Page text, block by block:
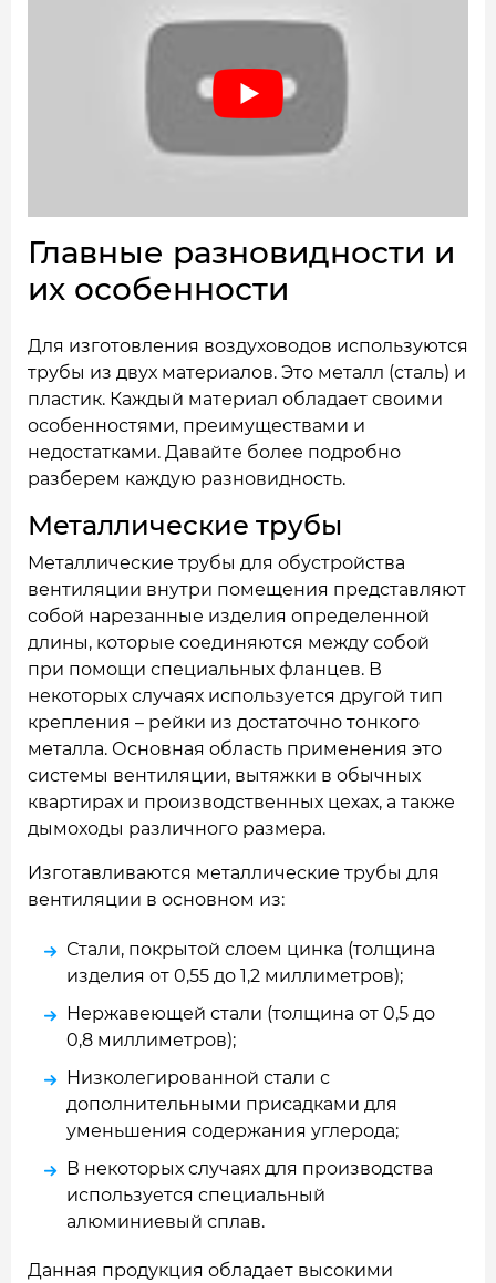
Главные разновидности и
их особенности
Для изготовления воздуховодов используются
трубы из двух материалов. Это металл (сталь) и
пластик. Каждый материал обладает своими
особенностями, преимуществами и
недостатками. Давайте более подробно
разберем каждую разновидность.
Металлические трубы
Металлические трубы для обустройства
вентиляции внутри помещения представляют
собой нарезанные изделия определенной
длины, которые соединяются между собой
при помощи специальных фланцев. В
некоторых случаях используется другой тип
крепления – рейки из достаточно тонкого
металла. Основная область применения это
системы вентиляции, вытяжки в обычных
квартирах и производственных цехах, а также
дымоходы различного размера.
Изготавливаются металлические трубы для
вентиляции в основном из:
Стали, покрытой слоем цинка (толщина
изделия от 0,55 до 1,2 миллиметров);
Нержавеющей стали (толщина от 0,5 до
0,8 миллиметров);
Низколегированной стали с
дополнительными присадками для
уменьшения содержания углерода;
В некоторых случаях для производства
используется специальный
алюминиевый сплав.
Данная продукция обладает высокими